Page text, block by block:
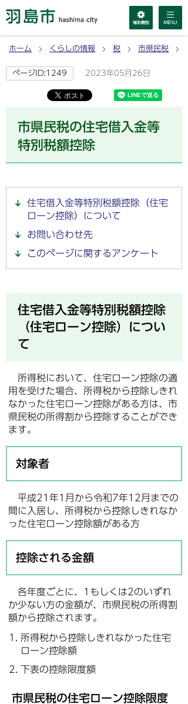
ホーム くらしの情報 税 市県民税
ページID:1249 2023年05月26日
市県民税の住宅借入金等
特別税額控除
住宅借入金等特別税額控除（住宅
ローン控除）について
お問い合わせ先
このページに関するアンケート
住宅借入金等特別税額控除
（住宅ローン控除）につい
て
所得税において、住宅ローン控除の適
用を受けた場合、所得税から控除しきれ
なかった住宅ローン控除がある方は、市
県民税の所得割から控除することができ
ます。
対象者
平成21年1月から令和7年12月までの
間に入居し、所得税から控除しきれなか
った住宅ローン控除額がある方
控除される金額
各年度ごとに、1もしくは2のいずれ
か少ない方の金額が、市県民税の所得割
額から控除されます。
所得税から控除しきれなかった住宅
ローン控除額
下表の控除限度額
市県民税の住宅ローン控除限度